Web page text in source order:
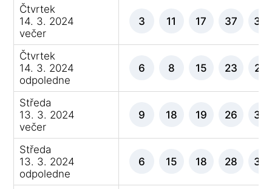
Čtvrtek
14. 3. 2024
večer
3 11 17 37 38
Čtvrtek
14. 3. 2024
odpoledne
6 8 15 23 25
Středa
13. 3. 2024
večer
9 18 19 26 36
Středa
13. 3. 2024
odpoledne
6 15 18 28 33